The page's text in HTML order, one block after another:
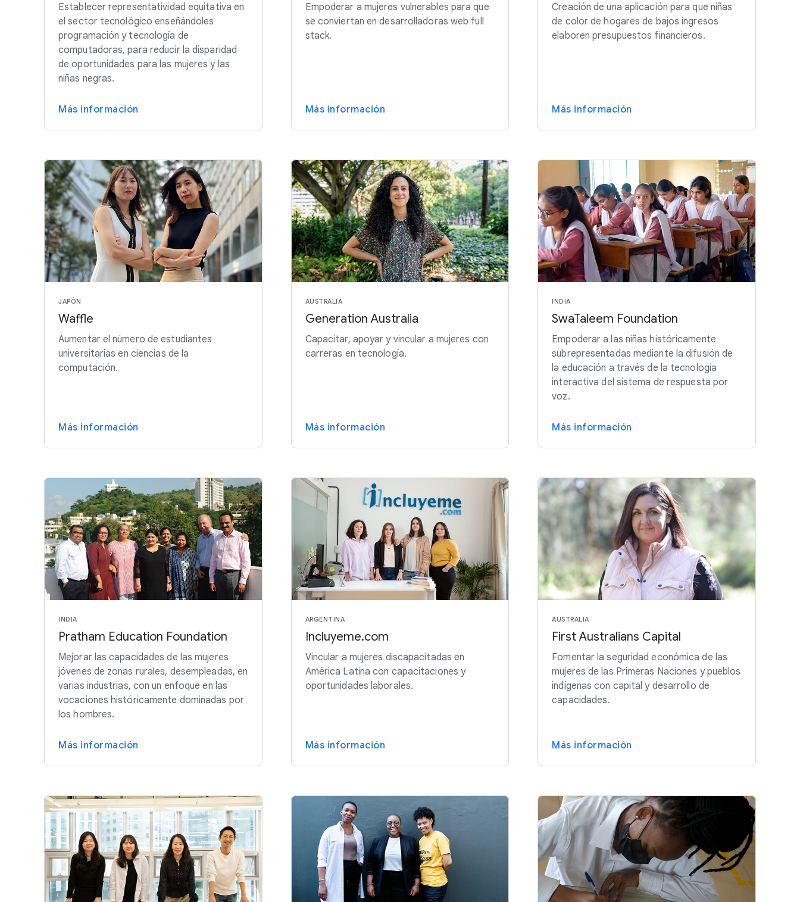
Establecer representatividad equitativa en
el sector tecnológico enseñándoles
programación y tecnología de
computadoras, para reducir la disparidad
de oportunidades para las mujeres y las
niñas negras.
Más información
Empoderar a mujeres vulnerables para que
se conviertan en desarrolladoras web full
stack.
Más información
Creación de una aplicación para que niñas
de color de hogares de bajos ingresos
elaboren presupuestos financieros.
Más información
JAPÓN
Waffle
Aumentar el número de estudiantes
universitarias en ciencias de la
computación.
Más información
AUSTRALIA
Generation Australia
Capacitar, apoyar y vincular a mujeres con
carreras en tecnología.
Más información
INDIA
SwaTaleem Foundation
Empoderar a las niñas históricamente
subrepresentadas mediante la difusión de
la educación a través de la tecnología
interactiva del sistema de respuesta por
voz.
Más información
INDIA
Pratham Education Foundation
Mejorar las capacidades de las mujeres
jóvenes de zonas rurales, desempleadas, en
varias industrias, con un enfoque en las
vocaciones históricamente dominadas por
los hombres.
Más información
ARGENTINA
Incluyeme.com
Vincular a mujeres discapacitadas en
América Latina con capacitaciones y
oportunidades laborales.
Más información
AUSTRALIA
First Australians Capital
Fomentar la seguridad económica de las
mujeres de las Primeras Naciones y pueblos
indígenas con capital y desarrollo de
capacidades.
Más información